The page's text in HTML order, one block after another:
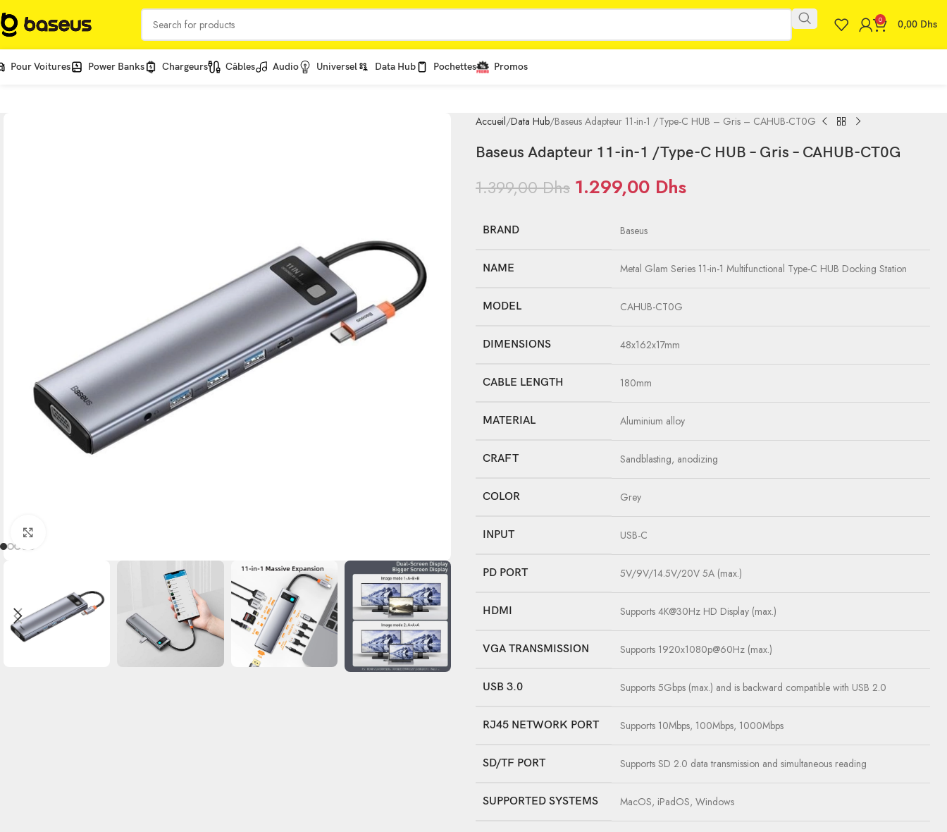
0 0,00 Dhs
Pour Voitures Power Banks Chargeurs Câbles Audio Universel Data Hub Pochettes Promos
Accueil Data Hub Baseus Adapteur 11-in-1 /Type-C HUB – Gris – CAHUB-CT0G
Baseus Adapteur 11-in-1 /Type-C HUB – Gris – CAHUB-CT0G
1.399,00Dhs 1.299,00 Dhs
BRAND Baseus
NAME Metal Glam Series 11-in-1 Multifunctional Type-C HUB Docking Station
MODEL CAHUB-CT0G
DIMENSIONS 48x162x17mm
CABLE LENGTH 180mm
MATERIAL Aluminium alloy
CRAFT Sandblasting, anodizing
COLOR Grey
INPUT USB-C
PD PORT 5V/9V/14.5V/20V 5A (max.)
HDMI Supports 4K@30Hz HD Display (max.)
VGA TRANSMISSION Supports 1920x1080p@60Hz (max.)
USB 3.0 Supports 5Gbps (max.) and is backward compatible with USB 2.0
RJ45 NETWORK PORT Supports 10Mbps, 100Mbps, 1000Mbps
SD/TF PORT Supports SD 2.0 data transmission and simultaneous reading
SUPPORTED SYSTEMS MacOS, iPadOS, Windows